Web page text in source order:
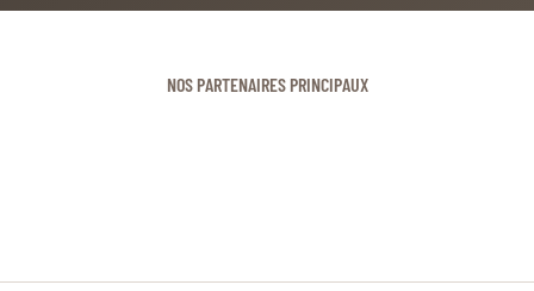
NOS PARTENAIRES PRINCIPAUX